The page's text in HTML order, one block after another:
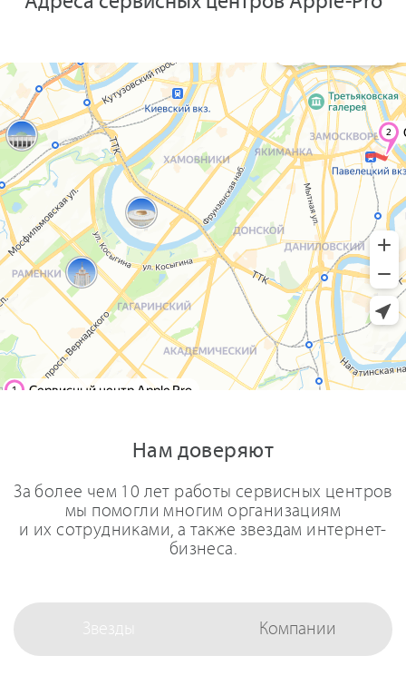
Нам доверяют
За более чем 10 лет работы сервисных центров
мы помогли многим организациям
и их сотрудниками, а также звездам интернет-
бизнеса.
Звезды Компании